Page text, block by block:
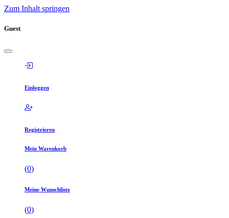
Zum Inhalt springen
Guest
Einloggen
Registrieren
Mein Warenkorb
(0)
Meine Wunschliste
(0)